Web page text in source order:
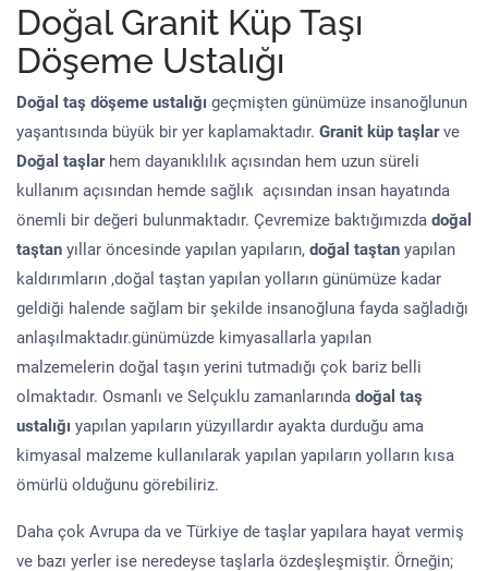
Doğal Granit Küp Taşı
Döşeme Ustalığı
Doğal taş döşeme ustalığı geçmişten günümüze insanoğlunun
yaşantısında büyük bir yer kaplamaktadır. Granit küp taşlarve
Doğal taşlar hem dayanıklılık açısından hem uzun süreli
kullanım açısından hemde sağlık açısından insan hayatında
önemli bir değeri bulunmaktadır. Çevremize baktığımızda doğal
taştan yıllar öncesinde yapılan yapıların, doğal taştan yapılan
kaldırımların ,doğal taştan yapılan yolların günümüze kadar
geldiği halende sağlam bir şekilde insanoğluna fayda sağladığı
anlaşılmaktadır.günümüzde kimyasallarla yapılan
malzemelerin doğal taşın yerini tutmadığı çok bariz belli
olmaktadır. Osmanlı ve Selçuklu zamanlarında doğal taş
ustalığı yapılan yapıların yüzyıllardır ayakta durduğu ama
kimyasal malzeme kullanılarak yapılan yapıların yolların kısa
ömürlü olduğunu görebiliriz.
Daha çok Avrupa da ve Türkiye de taşlar yapılara hayat vermiş
ve bazı yerler ise neredeyse taşlarla özdeşleşmiştir. Örneğin;